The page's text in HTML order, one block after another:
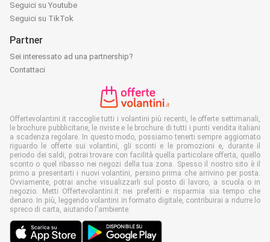
Seguici su Youtube
Seguici su TikTok
Partner
Sei interessato ad una partnership?
Contattaci
Offertevolantini.it raccoglie tutti i volantini più recenti, le offerte settimanali,
le brochure pubblicitarie, le riviste e le brochure di tutti i punti vendita italiani
a scadenza regolare. In questo modo, possiamo tenerti sempre aggiornato
riguardo le offerte sui volantini, gli sconti e le promozioni e, durante il
periodo dei saldi, potrai trovare con facilità quella particolare offerta, quello
sconto o quel ribasso nei negozi della tua zona. Spesso il nostro sito è il
primo a presentarti i nuovi volantini, persino prima che arrivino per posta.
Ovviamente, potrai anche visualizzarli sul posto di lavoro, a scuola o in
negozio. Metti Offertevolantini.it nei preferiti e risparmia sia tempo che
denaro. In più, leggendo volantini in formato digitale, contribuirai a ridurre lo
spreco di carta, aiutando l'ambiente.